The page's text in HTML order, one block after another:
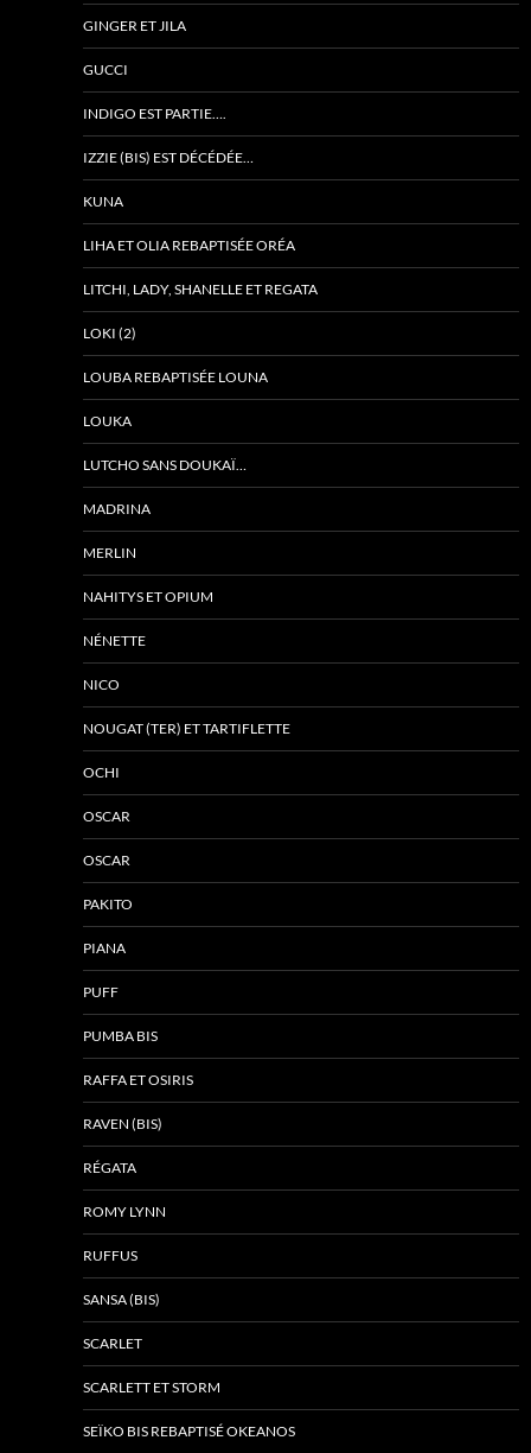
GINGER ET JILA
GUCCI
INDIGO EST PARTIE….
IZZIE (BIS) EST DÉCÉDÉE…
KUNA
LIHA ET OLIA REBAPTISÉE ORÉA
LITCHI, LADY, SHANELLE ET REGATA
LOKI (2)
LOUBA REBAPTISÉE LOUNA
LOUKA
LUTCHO SANS DOUKAÏ…
MADRINA
MERLIN
NAHITYS ET OPIUM
NÉNETTE
NICO
NOUGAT (TER) ET TARTIFLETTE
OCHI
OSCAR
OSCAR
PAKITO
PIANA
PUFF
PUMBA BIS
RAFFA ET OSIRIS
RAVEN (BIS)
RÉGATA
ROMY LYNN
RUFFUS
SANSA (BIS)
SCARLET
SCARLETT ET STORM
SEÏKO BIS REBAPTISÉ OKEANOS